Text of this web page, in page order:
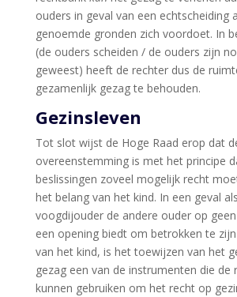
ouders in geval van een echtscheiding
genoemde gronden zich voordoet. In
(de ouders scheiden / de ouders zijn
geweest) heeft de rechter dus de
gezamenlijk gezag te behouden.
Gezinsleven
Tot slot wijst de Hoge Raad erop dat
overeenstemming is met het principe
beslissingen zoveel mogelijk recht
het belang van het kind. In een geval
voogdijouder de andere ouder op
een opening biedt om betrokken te
van het kind, is het toewijzen van het
gezag een van de instrumenten die de
kunnen gebruiken om het recht op